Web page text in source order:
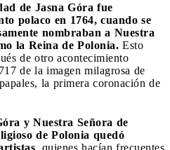
de Jasna Góra fue
polaco en 1764, cuando se
nombraban a Nuestra
la Reina de Polonia. Esto
de otro acontecimiento
de la imagen milagrosa de
la primera coronación de
y Nuestra Señora de
de Polonia quedó
, quienes hacían frecuentes